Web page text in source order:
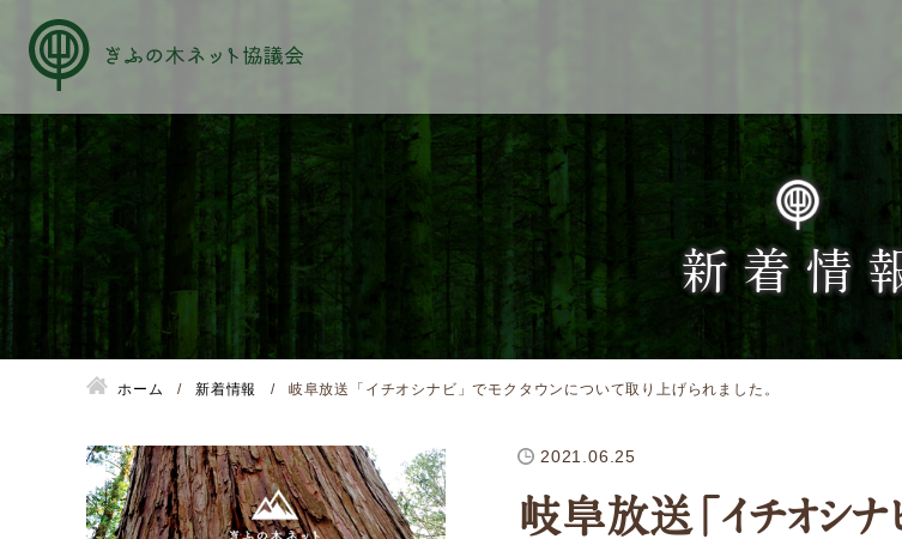
About us
ぎふの木ネットとは
ぎふの木ネットとSDGs
ご利用ガイド
はじめてご利用されるお客様へ
Service
企業検索
ぎふの木ガーデン
ぎふの木ネットの家づくり
住宅ストック事業
新着情
ホーム 新着情報 岐阜放送「イチオシナビ」でモクタウンについて取り上げられました。
2021.06.25
岐阜放送「イチオシナ